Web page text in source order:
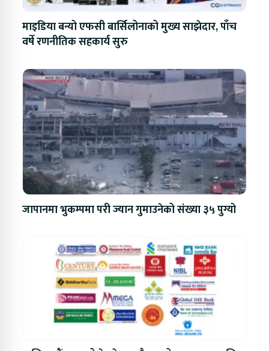
माइडिया बन्यो एफसी बार्सिलोनाको मुख्य साझेदार, पाँच
वर्षे रणनीतिक सहकार्य सुरु
जापानमा भुकम्पमा परी ज्यान गुमाउनेको संख्या ३५ पुग्यो